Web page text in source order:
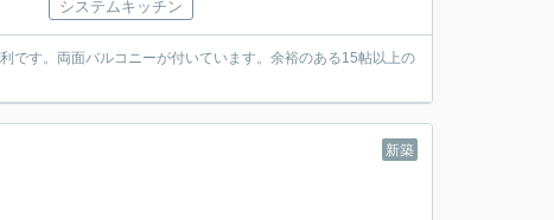
システムキッチン
です。両面バルコニーが付いています。余裕のある15帖以上の
新築